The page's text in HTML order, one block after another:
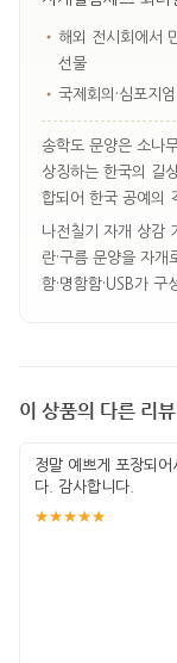
• 해외 전시회에서
선물
• 국제회의·심포지
송학도 문양은 소나
상징하는 한국의 길
합되어 한국 공예의
나전칠기 자개 상감
란·구름 문양을 자
함·명함함·USB가
이 상품의 다른 리뷰
정말 예쁘게 포장되어
다. 감사합니다.
★★★★★